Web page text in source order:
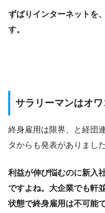
ずばりインターネットを
す。
サラリーマンはオ
終身雇用は限界、と経団
タからも発表がありました
利益が伸び悩むのに新入
ですよね。大企業でも軒
状態で終身雇用は不可能で